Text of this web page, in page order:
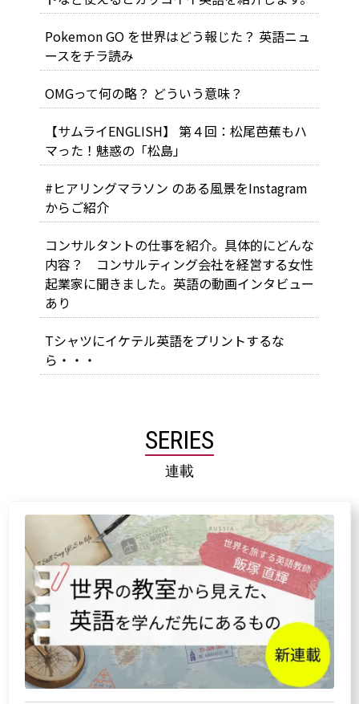
Pokemon GO を世界はどう報じた？ 英語ニュ
ースをチラ読み
OMGって何の略？ どういう意味？
【サムライENGLISH】 第４回：松尾芭蕉もハ
マった！魅惑の「松島」
#ヒアリングマラソン のある風景をInstagram
からご紹介
コンサルタントの仕事を紹介。具体的にどんな
内容？ コンサルティング会社を経営する女性
起業家に聞きました。英語の動画インタビュー
あり
Tシャツにイケテル英語をプリントするな
ら・・・
SERIES
連載